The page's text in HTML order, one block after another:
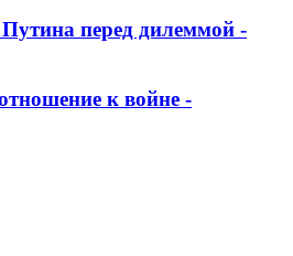
перед дилеммой -
к войне -